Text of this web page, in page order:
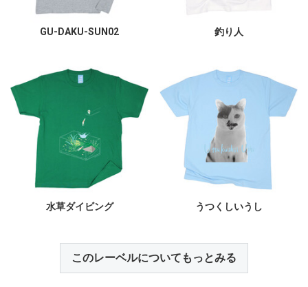
GU-DAKU-SUN02 釣り人
水草ダイビング うつくしいうし
このレーベルについてもっとみる